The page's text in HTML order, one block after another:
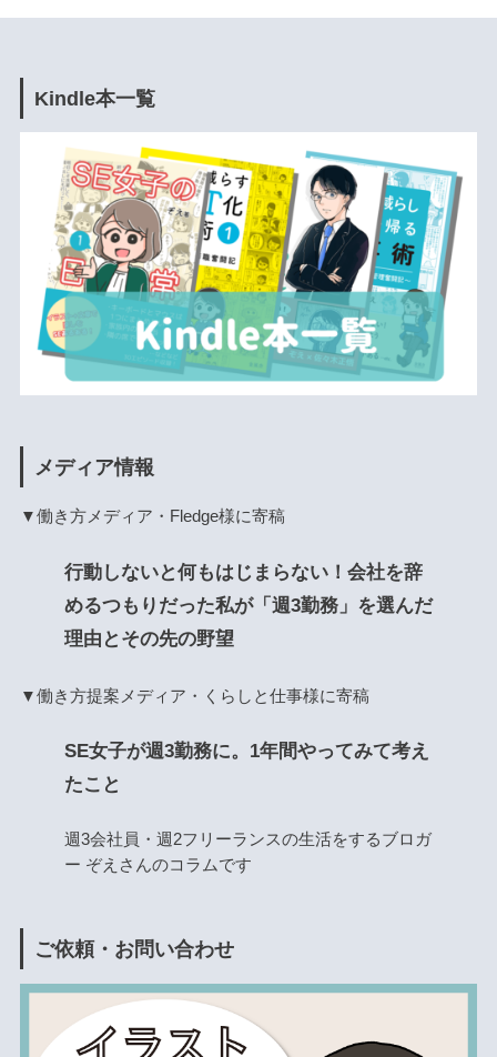
Kindle本一覧
メディア情報
▼働き方メディア・Fledge様に寄稿
行動しないと何もはじまらない！会社を辞
めるつもりだった私が「週3勤務」を選んだ
理由とその先の野望
▼働き方提案メディア・くらしと仕事様に寄稿
SE女子が週3勤務に。1年間やってみて考え
たこと
週3会社員・週2フリーランスの生活をするブロガ
ー ぞえさんのコラムです
ご依頼・お問い合わせ